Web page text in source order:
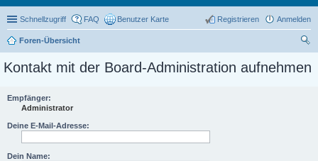
Schnellzugriff FAQ Benutzer Karte Anmelden
Registrieren
Foren-Übersicht
he
Kontakt mit der Board-Administration aufnehmen
Empfänger:
Administrator
Deine E-Mail-Adresse:
Dein Name: